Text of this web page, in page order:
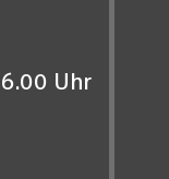
Uhr